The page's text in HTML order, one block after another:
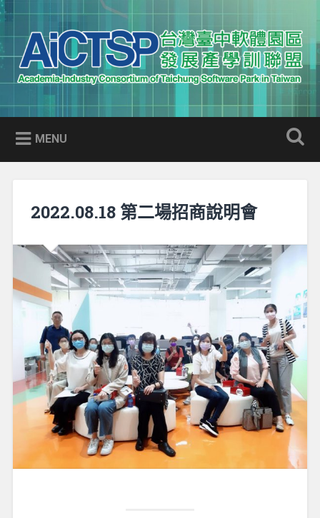
Skip
to
content
Search
AICTSP 台灣臺中軟體園區發展
產學訓聯盟
Academia-Industry Consortium of Taichung Software Park
in Taiwan
MENU
2022.08.18 第二場招商說明會